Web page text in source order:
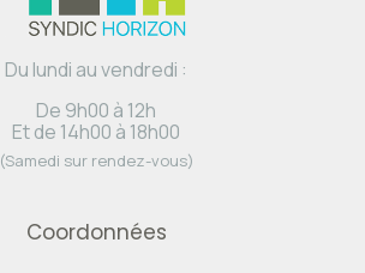
Du lundi au vendredi :
De 9h00 à 12h
Et de 14h00 à 18h00
(Samedi sur rendez-vous)
Coordonnées